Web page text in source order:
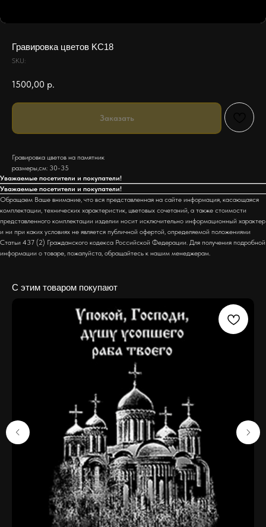
Гравировка цветов KC18
SKU:
1500,00 р.
Заказать
Гравировка цветов на памятник
размеры,см: 30-35
Уважаемые посетители и покупатели!
Уважаемые посетители и покупатели!
Обращаем Ваше внимание, что вся представленная на сайте информация, касающаяся
комплектации, технических характеристик, цветовых сочетаний, а также стоимости
представленного комплектации изделии носит исключительно информационный характер
и ни при каких условиях не является публичной офертой, определяемой положениями
Статьи 437 (2) Гражданского кодекса Российской Федерации. Для получения подробной
информации о товаре, пожалуйста, обращайтесь к нашим менеджерам.
С этим товаром покупают